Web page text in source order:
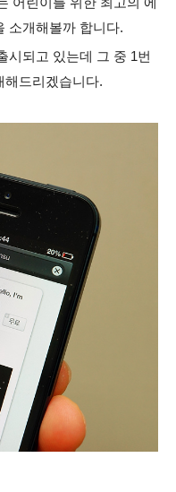
어린이를 위한 최고의 에
소개해볼까 합니다.
시되고 있는데 그 중 1번
해드리겠습니다.